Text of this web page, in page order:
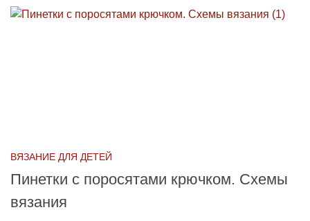
ВЯЗАНИЕ ДЛЯ ДЕТЕЙ
Пинетки с поросятами крючком. Схемы
вязания